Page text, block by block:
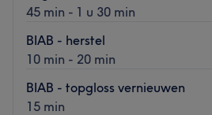
45 min - 1 u 30 min
BIAB - herstel
10 min - 20 min
BIAB - topgloss vernieuwen
15 min